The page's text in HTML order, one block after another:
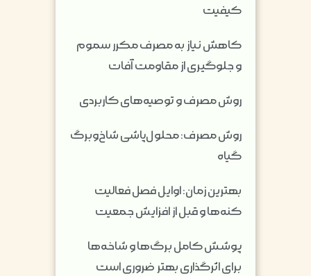
کیفیت
کاهش نیاز به مصرف مکرر سموم
و جلوگیری از مقاومت آفات
روش مصرف و توصیه‌های کاربردی
روش مصرف: محلول‌پاشی شاخ‌وبرگ
گیاه
بهترین زمان: اوایل فصل فعالیت
کنه‌ها و قبل از افزایش جمعیت
پوشش کامل برگ‌ها و شاخه‌ها
برای اثرگذاری بهتر ضروری است